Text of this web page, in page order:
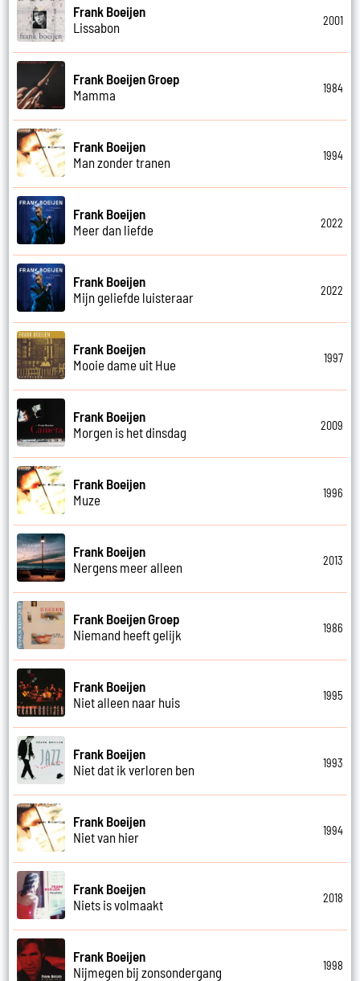
Frank Boeijen
Lissabon
2001
Frank Boeijen Groep
Mamma
1984
Frank Boeijen
Man zonder tranen
1994
Frank Boeijen
Meer dan liefde
2022
Frank Boeijen
Mijn geliefde luisteraar
2022
Frank Boeijen
Mooie dame uit Hue
1997
Frank Boeijen
Morgen is het dinsdag
2009
Frank Boeijen
Muze
1996
Frank Boeijen
Nergens meer alleen
2013
Frank Boeijen Groep
Niemand heeft gelijk
1986
Frank Boeijen
Niet alleen naar huis
1995
Frank Boeijen
Niet dat ik verloren ben
1993
Frank Boeijen
Niet van hier
1994
Frank Boeijen
Niets is volmaakt
2018
Frank Boeijen
Nijmegen bij zonsondergang
1998